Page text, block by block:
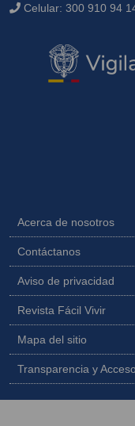
Celular: 300 910 94
Acerca de nosotros
Contáctanos
Aviso de privacidad
Revista Fácil Vivir
Mapa del sitio
Transparencia y